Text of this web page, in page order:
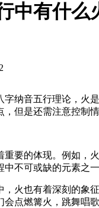
中有什么
字纳音五行理论，火
但是还需注意控制
重要的体现。例如，
不可或缺的元素之一
，火也有着深刻的象
会点燃篝火，跳舞唱